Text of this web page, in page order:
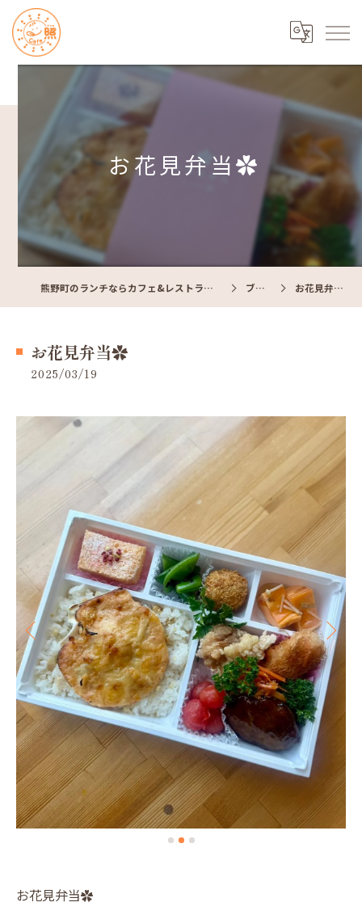
お花見弁当✿
熊野町のランチならカフェ&レストラン Cafe照 ブログ お花見弁当✿
お花見弁当✿
2025/03/19
お花見弁当✿